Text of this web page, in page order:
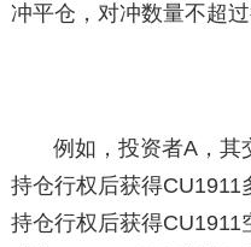
冲平仓，对冲数量不超
例如，投资者A，其
持仓行权后获得CU1911
持仓行权后获得